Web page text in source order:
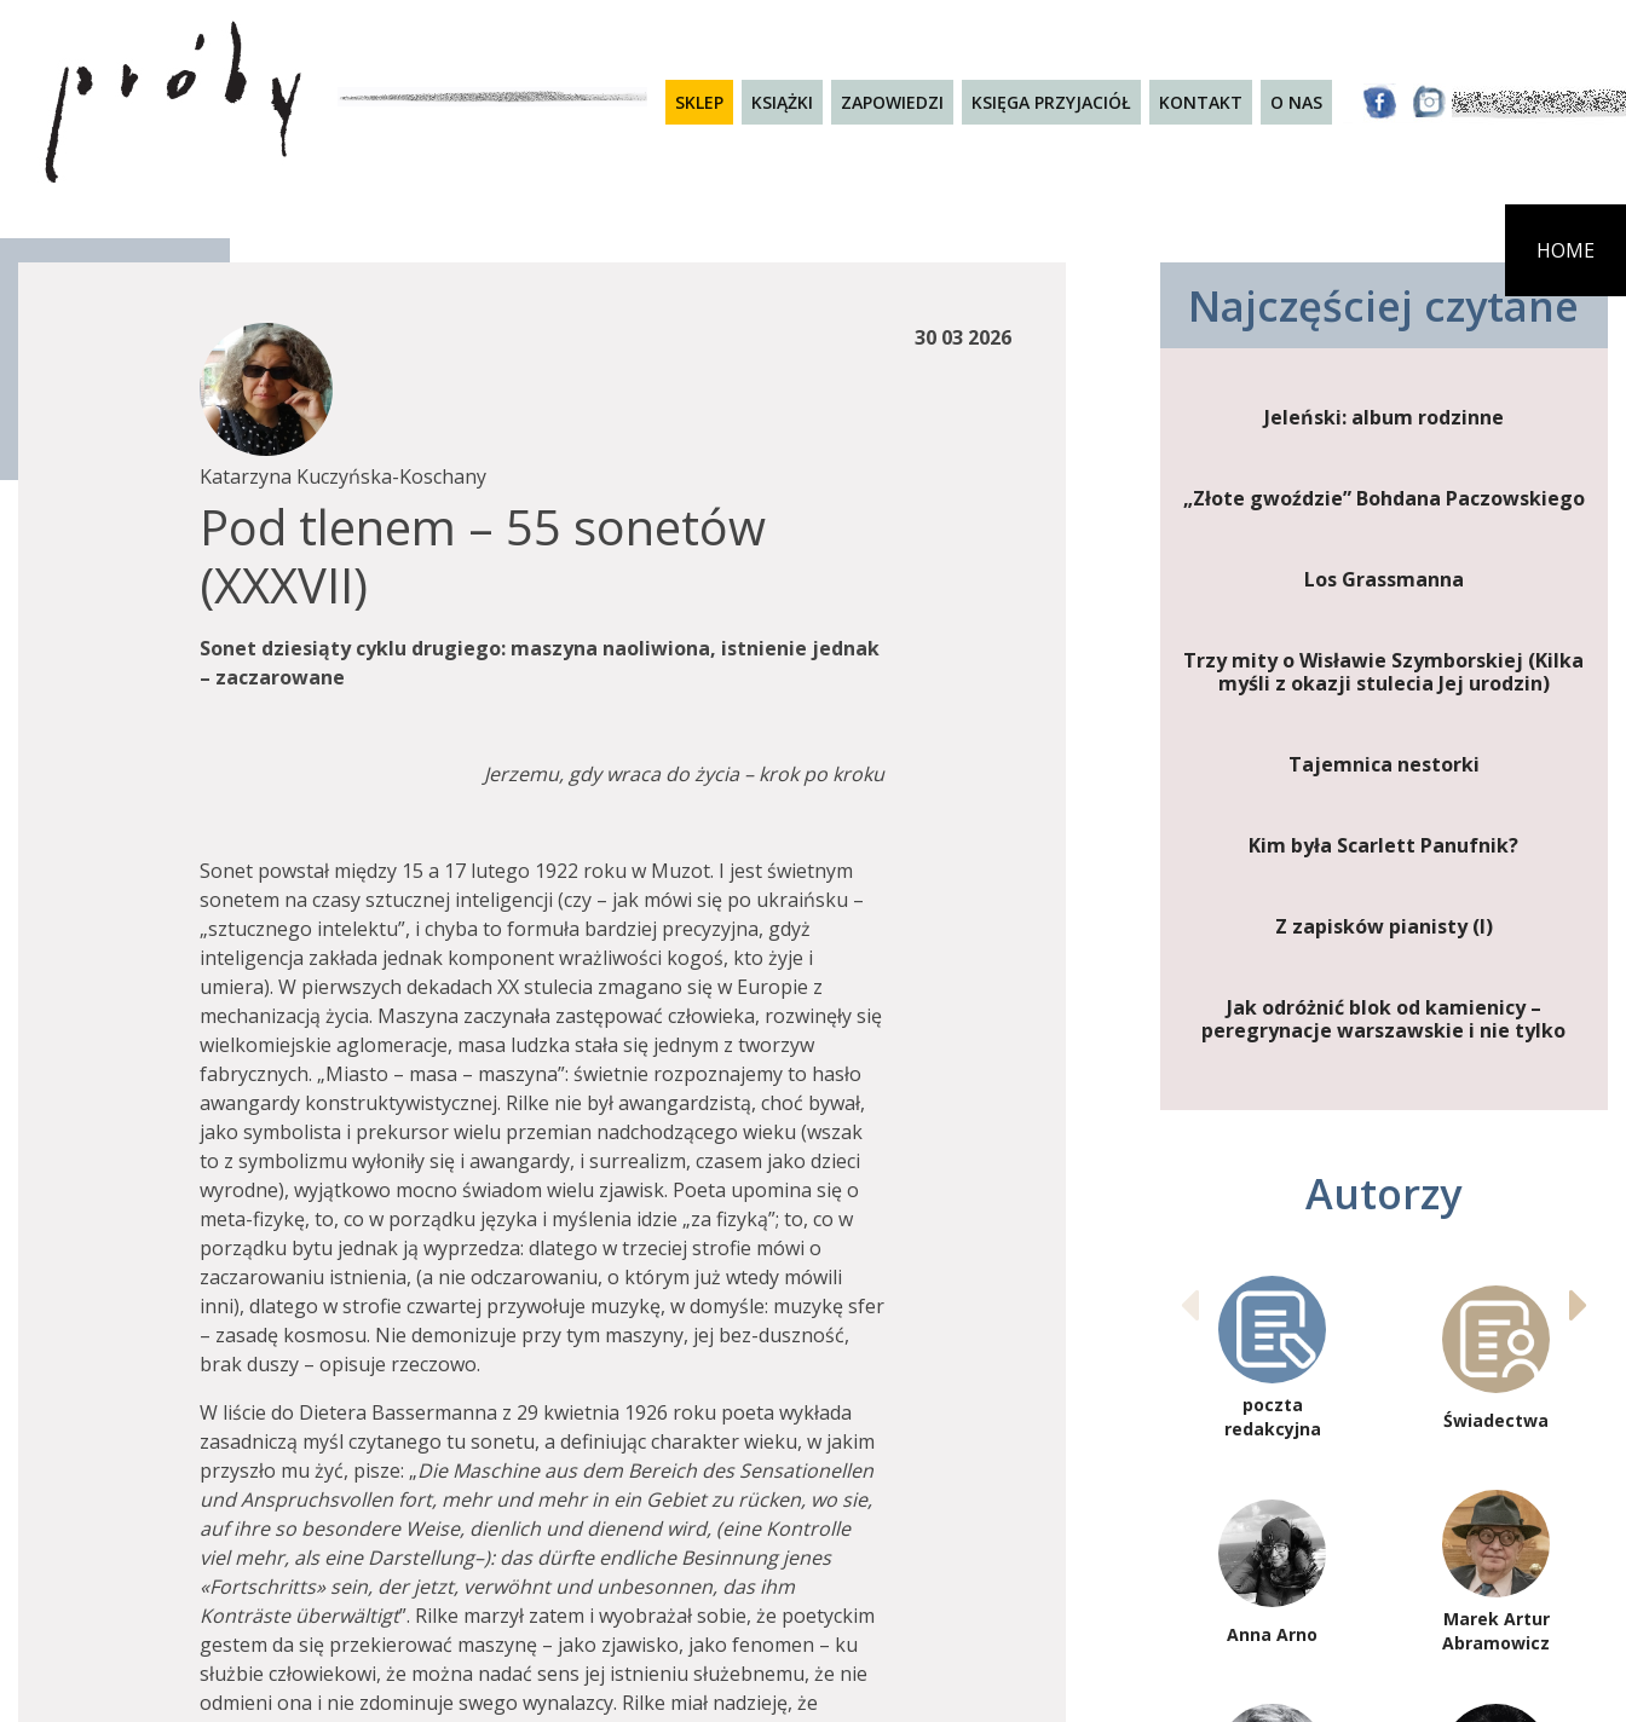
SKLEP KSIĄŻKI ZAPOWIEDZI KSIĘGA PRZYJACIÓŁ KONTAKT O NAS
HOME
30 03 2026
Katarzyna Kuczyńska-Koschany
Pod tlenem – 55 sonetów
(XXXVII)
Sonet dziesiąty cyklu drugiego: maszyna naoliwiona, istnienie jednak
– zaczarowane
Jerzemu, gdy wraca do życia – krok po kroku
Sonet powstał między 15 a 17 lutego 1922 roku w Muzot. I jest świetnym
sonetem na czasy sztucznej inteligencji (czy – jak mówi się po ukraińsku –
„sztucznego intelektu”, i chyba to formuła bardziej precyzyjna, gdyż
inteligencja zakłada jednak komponent wrażliwości kogoś, kto żyje i
umiera). W pierwszych dekadach XX stulecia zmagano się w Europie z
mechanizacją życia. Maszyna zaczynała zastępować człowieka, rozwinęły się
wielkomiejskie aglomeracje, masa ludzka stała się jednym z tworzyw
fabrycznych. „Miasto – masa – maszyna”: świetnie rozpoznajemy to hasło
awangardy konstruktywistycznej. Rilke nie był awangardzistą, choć bywał,
jako symbolista i prekursor wielu przemian nadchodzącego wieku (wszak
to z symbolizmu wyłoniły się i awangardy, i surrealizm, czasem jako dzieci
wyrodne), wyjątkowo mocno świadom wielu zjawisk. Poeta upomina się o
meta-fizykę, to, co w porządku języka i myślenia idzie „za fizyką”; to, co w
porządku bytu jednak ją wyprzedza: dlatego w trzeciej strofie mówi o
zaczarowaniu istnienia, (a nie odczarowaniu, o którym już wtedy mówili
inni), dlatego w strofie czwartej przywołuje muzykę, w domyśle: muzykę sfer
– zasadę kosmosu. Nie demonizuje przy tym maszyny, jej bez-duszność,
brak duszy – opisuje rzeczowo.
W liście do Dietera Bassermanna z 29 kwietnia 1926 roku poeta wykłada
zasadniczą myśl czytanego tu sonetu, a definiując charakter wieku, w jakim
przyszło mu żyć, pisze: „Die Maschine aus dem Bereich des Sensationellen
und Anspruchsvollen fort, mehr und mehr in ein Gebiet zu rücken, wo sie,
auf ihre so besondere Weise, dienlich und dienend wird, (eine Kontrolle
viel mehr, als eine Darstellung–): das dürfte endliche Besinnung jenes
«Fortschritts» sein, der jetzt, verwöhnt und unbesonnen, das ihm
Konträste überwältigt”. Rilke marzył zatem i wyobrażał sobie, że poetyckim
gestem da się przekierować maszynę – jako zjawisko, jako fenomen – ku
służbie człowiekowi, że można nadać sens jej istnieniu służebnemu, że nie
odmieni ona i nie zdominuje swego wynalazcy. Rilke miał nadzieję, że
Najczęściej czytane
Jeleński: album rodzinne
„Złote gwoździe” Bohdana Paczowskiego
Los Grassmanna
Trzy mity o Wisławie Szymborskiej (Kilka
myśli z okazji stulecia Jej urodzin)
Tajemnica nestorki
Kim była Scarlett Panufnik?
Z zapisków pianisty (I)
Jak odróżnić blok od kamienicy –
peregrynacje warszawskie i nie tylko
Autorzy
poczta
redakcyjna
Świadectwa
Anna Arno
Marek Artur
Abramowicz